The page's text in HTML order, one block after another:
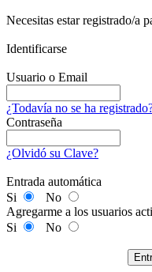
Necesitas estar registrado/a
Identificarse
Usuario o Email
¿Todavía no se ha
Contraseña
¿Olvidó su Clave?
Entrada automática
Si
No
Agregarme a los usuarios
Si
No